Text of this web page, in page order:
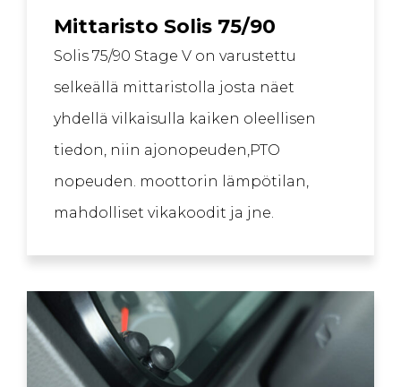
Mittaristo Solis 75/90
Solis 75/90 Stage V on varustettu
selkeällä mittaristolla josta näet
yhdellä vilkaisulla kaiken oleellisen
tiedon, niin ajonopeuden,PTO
nopeuden. moottorin lämpötilan,
mahdolliset vikakoodit ja jne.